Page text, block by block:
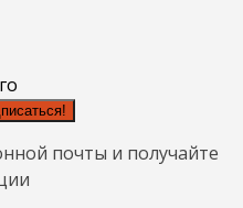
почты и получайте